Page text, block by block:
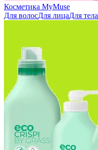
Косметика MyMuse
Для волосДля лицаДля тела